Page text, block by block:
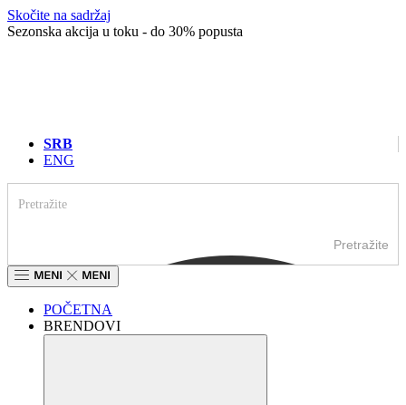
Skočite na sadržaj
Sezonska akcija u toku - do 30% popusta
SRB
ENG
Pretražite
POČETNA
BRENDOVI